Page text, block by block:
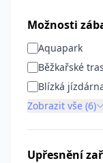
Možnosti
Aquapark
Běžkařské
Blízká
Zobrazit vše (6)
Upřesnění